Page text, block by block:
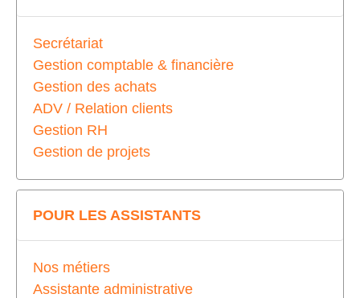
Secrétariat
Gestion comptable & financière
Gestion des achats
ADV / Relation clients
Gestion RH
Gestion de projets
POUR LES ASSISTANTS
Nos métiers
Assistante administrative